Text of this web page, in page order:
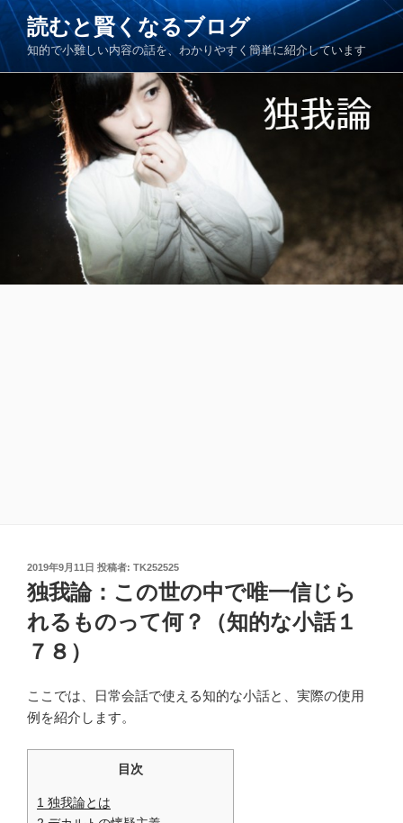
コ
テ
ン
ス
読むと賢くなるブログ
知的で小難しい内容の話を、わかりやすく簡単に紹介しています
投
稿
日:
2019年9月11日 投稿者: TK252525
独我論：この世の中で唯一信じら
れるものって何？（知的な小話１
７８）
ここでは、日常会話で使える知的な小話と、実際の使用
例を紹介します。
目次
1 独我論とは